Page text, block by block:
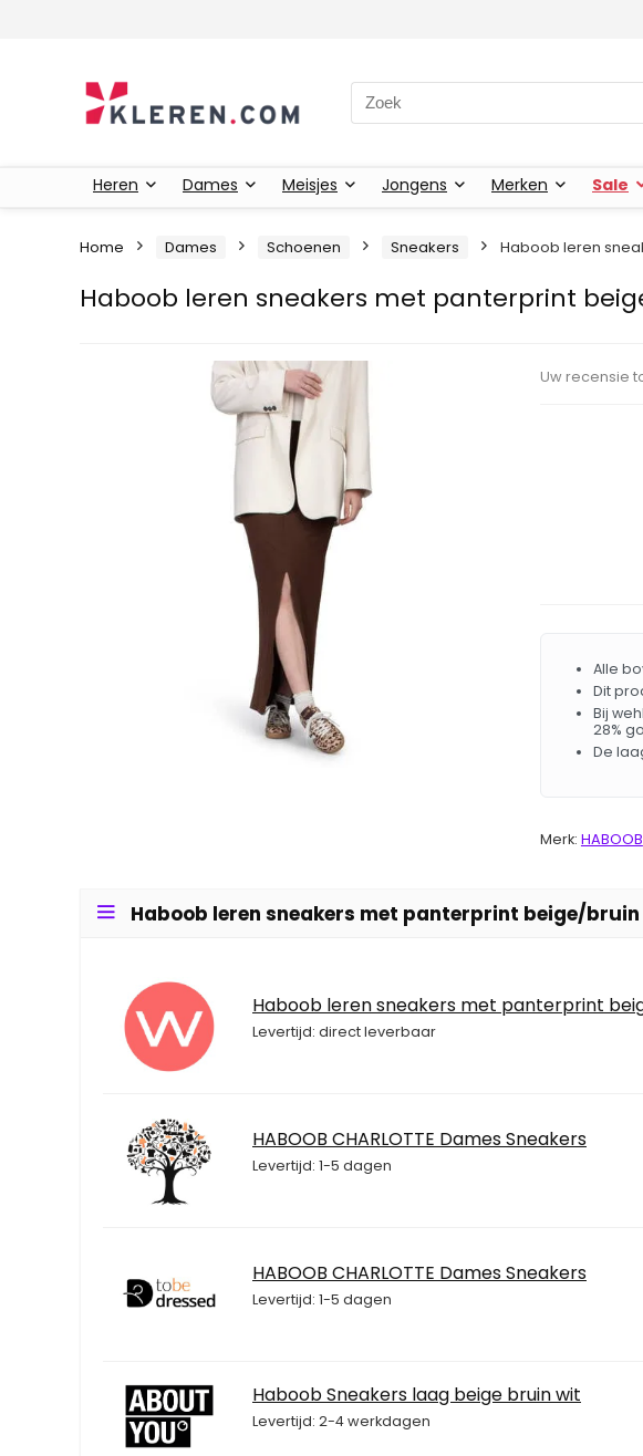
Zoeken naar:
Heren Dames Meisjes Jongens Merken Sale
Home Dames Schoenen Sneakers Haboob leren
Haboob leren sneakers met panterprint
Uw recensie
Alle
Dit
Bij
28%
De
Merk: HABOOB
Haboob leren sneakers met panterprint beige/bruin
Haboob leren sneakers met panterprint
Levertijd: direct leverbaar
HABOOB CHARLOTTE Dames Sneakers
Levertijd: 1-5 dagen
HABOOB CHARLOTTE Dames Sneakers
Levertijd: 1-5 dagen
Haboob Sneakers laag beige bruin wit
Levertijd: 2-4 werkdagen